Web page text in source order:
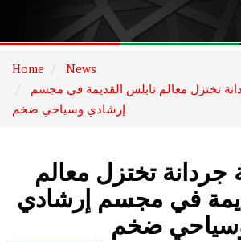
Home
News
إرشادي وسياحي ضخم
جردانة تختزل معالم
في مجسم إرشادي
ضخم